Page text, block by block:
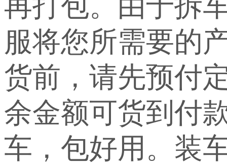
服将您所需要的
货前，请先预付
余金额可货到付
车，包好用。装